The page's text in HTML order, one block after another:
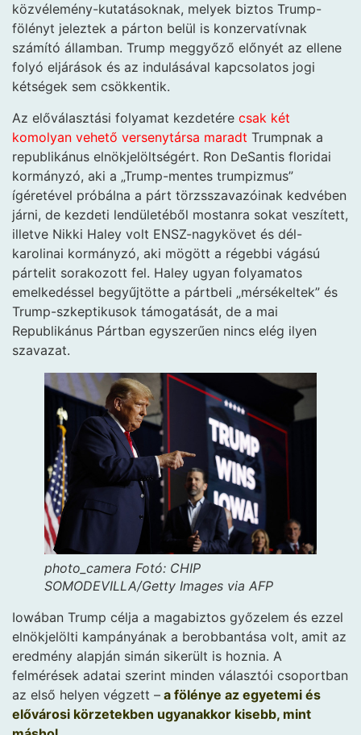
közvélemény-kutatásoknak, melyek biztos Trump-
fölényt jeleztek a párton belül is konzervatívnak
számító államban. Trump meggyőző előnyét az ellene
folyó eljárások és az indulásával kapcsolatos jogi
kétségek sem csökkentik.
Az előválasztási folyamat kezdetére csak két
komolyan vehető versenytársa maradt Trumpnak a
republikánus elnökjelöltségért. Ron DeSantis floridai
kormányzó, aki a „Trump-mentes trumpizmus”
ígéretével próbálna a párt törzsszavazóinak kedvében
járni, de kezdeti lendületéből mostanra sokat veszített,
illetve Nikki Haley volt ENSZ-nagykövet és dél-
karolinai kormányzó, aki mögött a régebbi vágású
pártelit sorakozott fel. Haley ugyan folyamatos
emelkedéssel begyűjtötte a pártbeli „mérsékeltek” és
Trump-szkeptikusok támogatását, de a mai
Republikánus Pártban egyszerűen nincs elég ilyen
szavazat.
photo_camera Fotó: CHIP
SOMODEVILLA/Getty Images via AFP
Iowában Trump célja a magabiztos győzelem és ezzel
elnökjelölti kampányának a berobbantása volt, amit az
eredmény alapján simán sikerült is hoznia. A
felmérések adatai szerint minden választói csoportban
az első helyen végzett – a fölénye az egyetemi és
elővárosi körzetekben ugyanakkor kisebb, mint